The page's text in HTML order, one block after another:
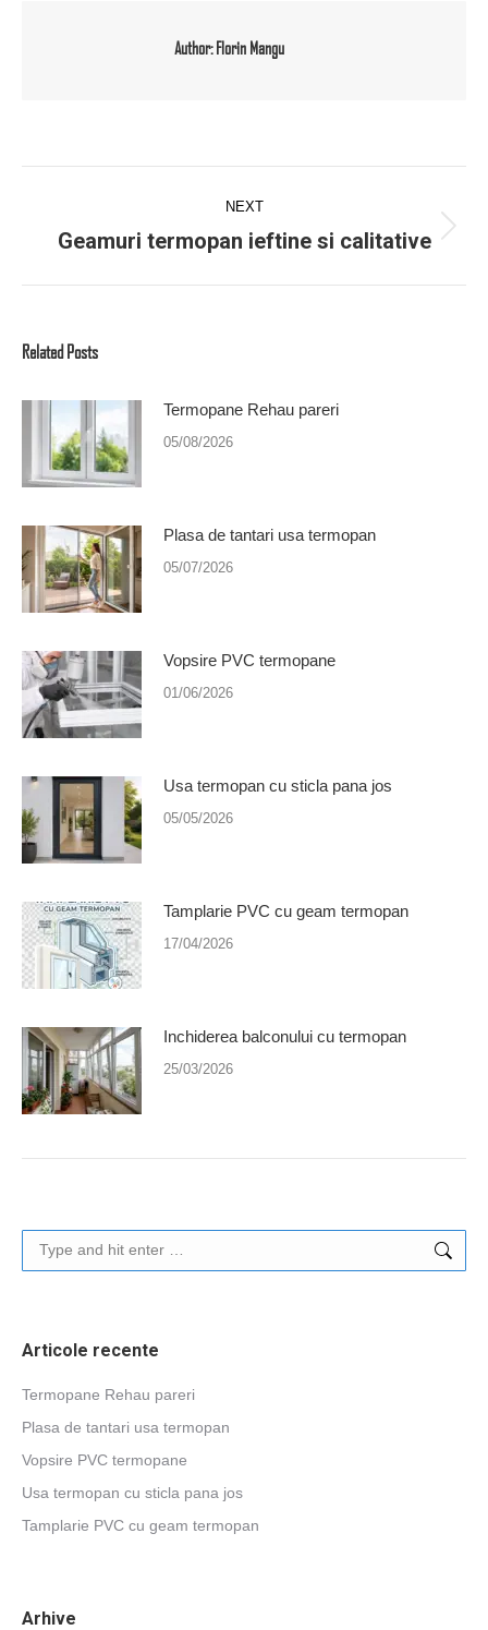
Author:Florin Mangu
NEXT
Next
Geamuri termopan ieftine si calitative
Related Posts
Termopane Rehau pareri
05/08/2026
Plasa de tantari usa termopan
05/07/2026
Vopsire PVC termopane
01/06/2026
Usa termopan cu sticla pana jos
05/05/2026
Tamplarie PVC cu geam termopan
17/04/2026
Inchiderea balconului cu termopan
25/03/2026
Search:
Articole recente
Termopane Rehau pareri
Plasa de tantari usa termopan
Vopsire PVC termopane
Usa termopan cu sticla pana jos
Tamplarie PVC cu geam termopan
Arhive